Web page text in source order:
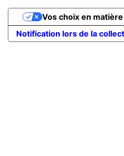
Notification lors de la
Vos choix en